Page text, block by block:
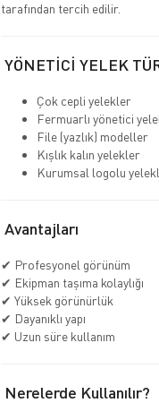
tarafından tercih edilir.
YÖNETİCİ YELEK
Çok cepli yelekler
Fermuarlı yönetici
File (yazlık) modeller
Kışlık kalın yelekler
Kurumsal logolu
Avantajları
✔ Profesyonel görünüm
✔ Ekipman taşıma kolaylığı
✔ Yüksek görünürlük
✔ Dayanıklı yapı
✔ Uzun süre kullanım
Nerelerde Kullanılır?